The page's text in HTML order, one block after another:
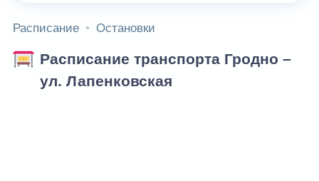
Расписание Остановки
Расписание транспорта Гродно –
ул. Лапенковская